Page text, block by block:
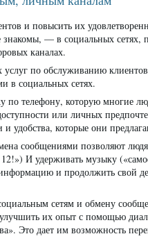
и повысить их
— в социальных сетях,
каналах.
по обслуживанию клиентов
в социальных сетях.
по телефону, которую многие
или личных
удобства, которые они
сообщениями позволяют
И удерживать музыку
и продолжить свой
сетям и обмену
их опыт с помощью
Это дает им возможность